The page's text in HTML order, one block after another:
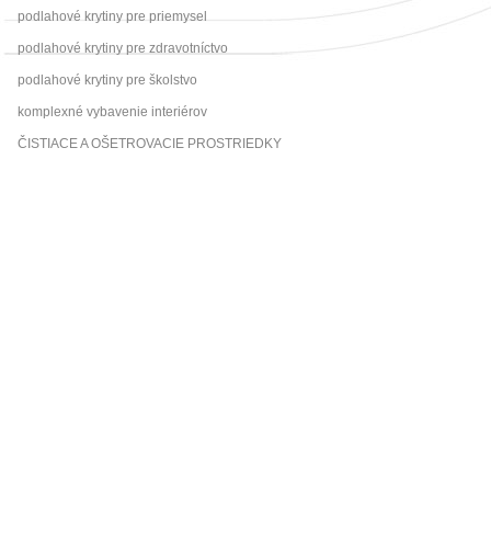
podlahové krytiny pre priemysel
podlahové krytiny pre zdravotníctvo
podlahové krytiny pre školstvo
komplexné vybavenie interiérov
ČISTIACE A OŠETROVACIE PROSTRIEDKY